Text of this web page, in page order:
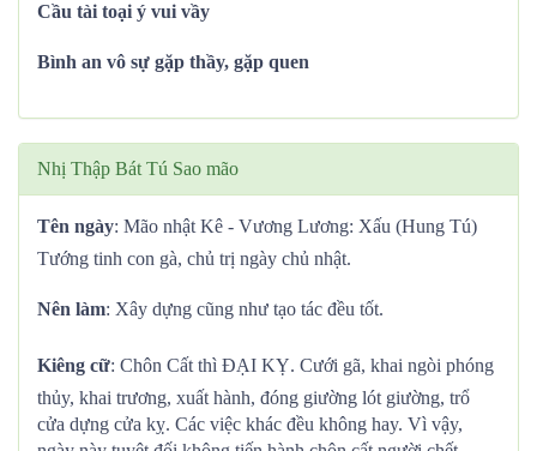
Cầu tài toại ý vui vầy
Bình an vô sự gặp thầy, gặp quen
Nhị Thập Bát Tú Sao mão
Tên ngày: Mão nhật Kê - Vương Lương: Xấu (Hung Tú)
Tướng tinh con gà, chủ trị ngày chủ nhật.
Nên làm: Xây dựng cũng như tạo tác đều tốt.
Kiêng cữ: Chôn Cất thì ĐẠI KỴ. Cưới gã, khai ngòi phóng
thủy, khai trương, xuất hành, đóng giường lót giường, trổ
cửa dựng cửa kỵ. Các việc khác đều không hay. Vì vậy,